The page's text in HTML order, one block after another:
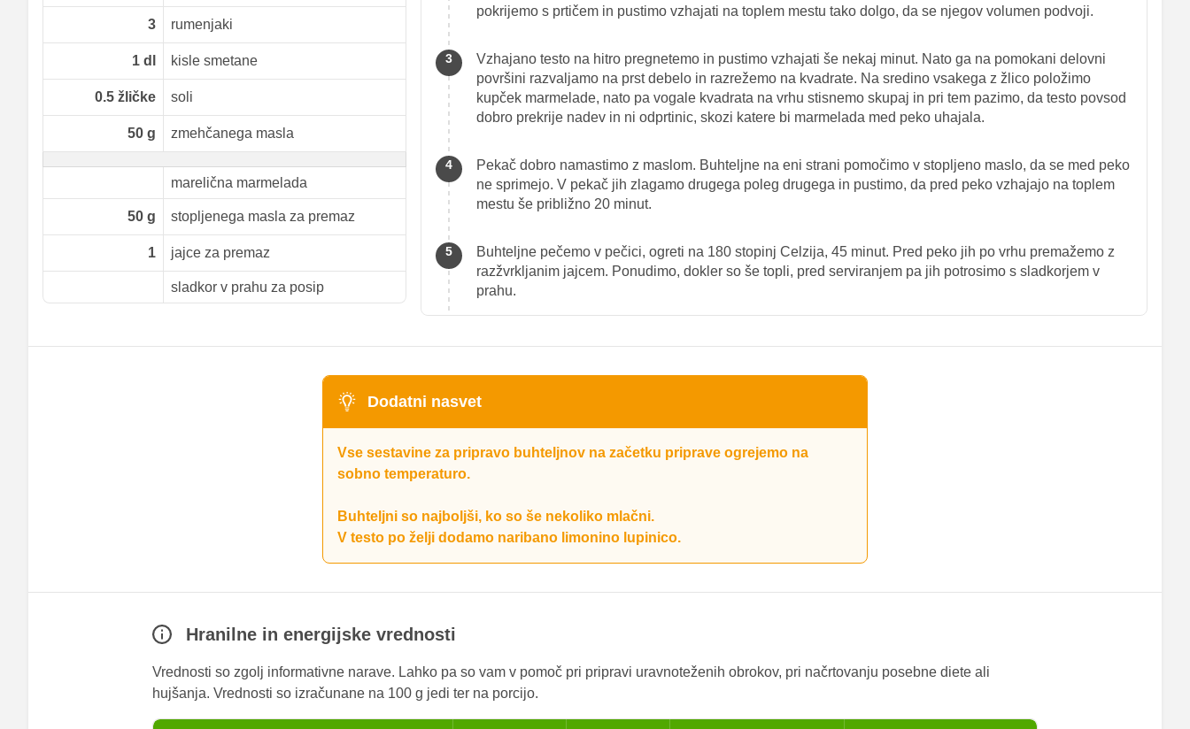
3 rumenjaki
1 dl kisle smetane
0.5 žličke soli
50 g zmehčanega masla
marelična marmelada
50 g stopljenega masla za premaz
1 jajce za premaz
sladkor v prahu za posip
pokrijemo s prtičem in pustimo vzhajati na toplem mestu tako dolgo, da se njegov volumen podvoji.
Vzhajano testo na hitro pregnetemo in pustimo vzhajati še nekaj minut. Nato ga na pomokani delovni
površini razvaljamo na prst debelo in razrežemo na kvadrate. Na sredino vsakega z žlico položimo
kupček marmelade, nato pa vogale kvadrata na vrhu stisnemo skupaj in pri tem pazimo, da testo povsod
dobro prekrije nadev in ni odprtinic, skozi katere bi marmelada med peko uhajala.
Pekač dobro namastimo z maslom. Buhteljne na eni strani pomočimo v stopljeno maslo, da se med peko
ne sprimejo. V pekač jih zlagamo drugega poleg drugega in pustimo, da pred peko vzhajajo na toplem
mestu še približno 20 minut.
Buhteljne pečemo v pečici, ogreti na 180 stopinj Celzija, 45 minut. Pred peko jih po vrhu premažemo z
razžvrkljanim jajcem. Ponudimo, dokler so še topli, pred serviranjem pa jih potrosimo s sladkorjem v
prahu.
Dodatni nasvet
Vse sestavine za pripravo buhteljnov na začetku priprave ogrejemo na
sobno temperaturo.
Buhteljni so najboljši, ko so še nekoliko mlačni.
V testo po želji dodamo naribano limonino lupinico.
Hranilne in energijske vrednosti
Vrednosti so zgolj informativne narave. Lahko pa so vam v pomoč pri pripravi uravnoteženih obrokov, pri načrtovanju posebne diete ali
hujšanja. Vrednosti so izračunane na 100 g jedi ter na porcijo.